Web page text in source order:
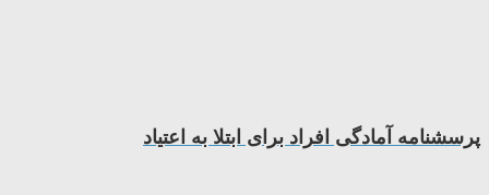
پرسشنامه آمادگی افراد برای ابتلا به اعتیاد